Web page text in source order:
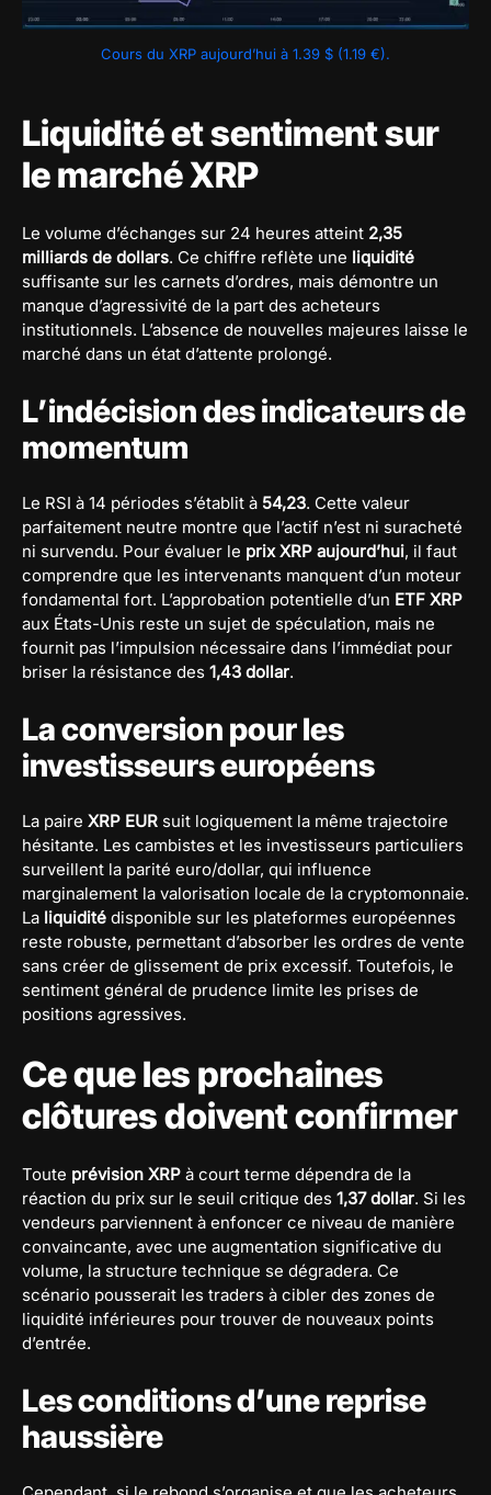
Cours du XRP aujourd’hui à 1.39 $ (1.19 €).
Liquidité et sentiment sur
le marché XRP
Le volume d’échanges sur 24 heures atteint 2,35
milliards de dollars. Ce chiffre reflète une liquidité
suffisante sur les carnets d’ordres, mais démontre un
manque d’agressivité de la part des acheteurs
institutionnels. L’absence de nouvelles majeures laisse le
marché dans un état d’attente prolongé.
L’indécision des indicateurs de
momentum
Le RSI à 14 périodes s’établit à 54,23. Cette valeur
parfaitement neutre montre que l’actif n’est ni suracheté
ni survendu. Pour évaluer le prix XRP aujourd’hui, il faut
comprendre que les intervenants manquent d’un moteur
fondamental fort. L’approbation potentielle d’un ETF XRP
aux États-Unis reste un sujet de spéculation, mais ne
fournit pas l’impulsion nécessaire dans l’immédiat pour
briser la résistance des 1,43 dollar.
La conversion pour les
investisseurs européens
La paire XRP EUR suit logiquement la même trajectoire
hésitante. Les cambistes et les investisseurs particuliers
surveillent la parité euro/dollar, qui influence
marginalement la valorisation locale de la cryptomonnaie.
La liquidité disponible sur les plateformes européennes
reste robuste, permettant d’absorber les ordres de vente
sans créer de glissement de prix excessif. Toutefois, le
sentiment général de prudence limite les prises de
positions agressives.
Ce que les prochaines
clôtures doivent confirmer
Toute prévision XRP à court terme dépendra de la
réaction du prix sur le seuil critique des 1,37 dollar. Si les
vendeurs parviennent à enfoncer ce niveau de manière
convaincante, avec une augmentation significative du
volume, la structure technique se dégradera. Ce
scénario pousserait les traders à cibler des zones de
liquidité inférieures pour trouver de nouveaux points
d’entrée.
Les conditions d’une reprise
haussière